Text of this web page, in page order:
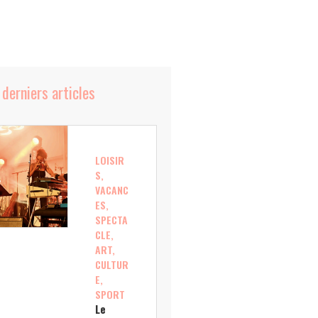
articles
LOISIR
S,
VACANC
ES,
SPECTA
CLE,
ART,
CULTUR
E,
SPORT
Le